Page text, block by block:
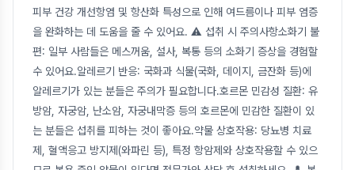
피부 건강 개선항염 및 항산화 특성으로 인해 여드름이나 피부 염증
을 완화하는 데 도움을 줄 수 있어요. ⚠️ 섭취 시 주의사항소화기 불
편: 일부 사람들은 메스꺼움, 설사, 복통 등의 소화기 증상을 경험할
수 있어요.알레르기 반응: 국화과 식물(국화, 데이지, 금잔화 등)에
알레르기가 있는 분들은 주의가 필요합니다.호르몬 민감성 질환: 유
방암, 자궁암, 난소암, 자궁내막증 등의 호르몬에 민감한 질환이 있
는 분들은 섭취를 피하는 것이 좋아요.약물 상호작용: 당뇨병 치료
제, 혈액응고 방지제(와파린 등), 특정 항암제와 상호작용할 수 있으